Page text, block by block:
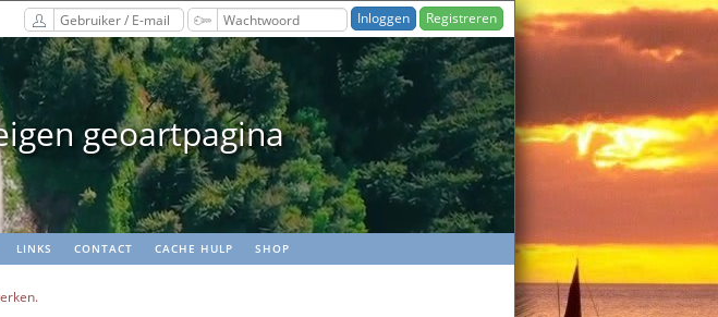
Registreren
geoartpagina
LINKS CONTACT CACHE HULP SHOP